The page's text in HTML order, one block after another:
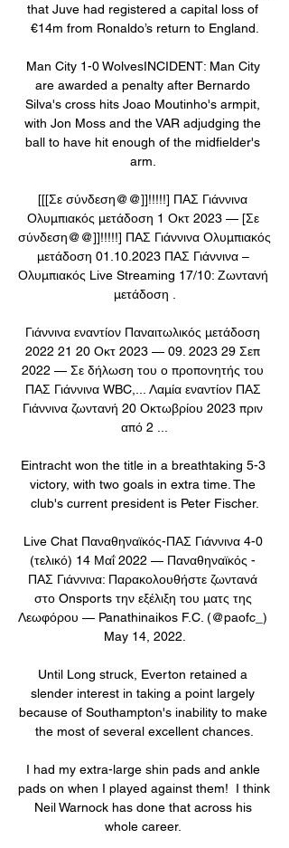
that Juve had registered a capital loss of
€14m from Ronaldo’s return to England.
Man City 1-0 WolvesINCIDENT: Man City
are awarded a penalty after Bernardo
Silva's cross hits Joao Moutinho's armpit,
with Jon Moss and the VAR adjudging the
ball to have hit enough of the midfielder's
arm.
[[[Σε σύνδεση@@]]!!!!!] ΠΑΣ Γιάννινα
Ολυμπιακός μετάδοση 1 Οκτ 2023 — [Σε
σύνδεση@@]]!!!!!] ΠΑΣ Γιάννινα Ολυμπιακός
μετάδοση 01.10.2023 ΠΑΣ Γιάννινα –
Ολυμπιακός Live Streaming 17/10: Ζωντανή
μετάδοση .
Γιάννινα εναντίον Παναιτωλικός μετάδοση
2022 21 20 Οκτ 2023 — 09. 2023 29 Σεπ
2022 — Σε δήλωση του ο προπονητής του
ΠΑΣ Γιάννινα WBC,... Λαμία εναντίον ΠΑΣ
Γιάννινα ζωντανή 20 Οκτωβρίου 2023 πριν
από 2 ...
Eintracht won the title in a breathtaking 5-3
victory, with two goals in extra time. The
club's current president is Peter Fischer.
Live Chat Παναθηναϊκός-ΠΑΣ Γιάννινα 4-0
(τελικό) 14 Μαΐ 2022 — Παναθηναϊκός -
ΠΑΣ Γιάννινα: Παρακολουθήστε ζωντανά
στο Onsports την εξέλιξη του ματς της
Λεωφόρου — Panathinaikos F.C. (@paofc_)
May 14, 2022.
Until Long struck, Everton retained a
slender interest in taking a point largely
because of Southampton's inability to make
the most of several excellent chances.
I had my extra-large shin pads and ankle
pads on when I played against them!  I think
Neil Warnock has done that across his
whole career.